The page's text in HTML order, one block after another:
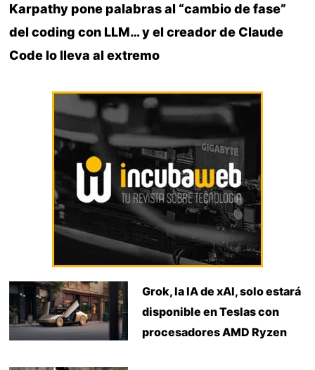
Karpathy pone palabras al “cambio de fase”
del coding con LLM… y el creador de Claude
Code lo lleva al extremo
Grok, la IA de xAI, solo estará
disponible en Teslas con
procesadores AMD Ryzen